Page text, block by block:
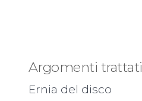
Argomenti trattati
Ernia del disco